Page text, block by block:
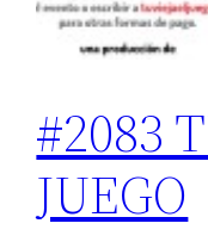
#2083
JUEGO